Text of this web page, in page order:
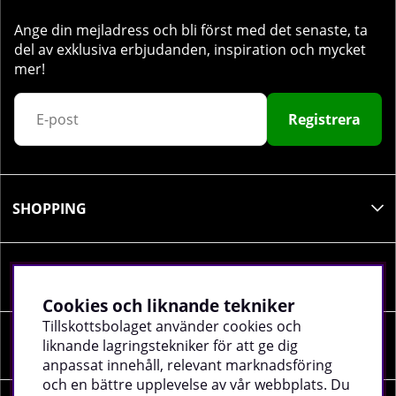
Ange din mejladress och bli först med det senaste, ta
del av exklusiva erbjudanden, inspiration och mycket
mer!
Registrera
SHOPPING
SOCIALA MEDIER
Cookies och liknande tekniker
Tillskottsbolaget använder cookies och
liknande lagringstekniker för att ge dig
anpassat innehåll, relevant marknadsföring
och en bättre upplevelse av vår webbplats. Du